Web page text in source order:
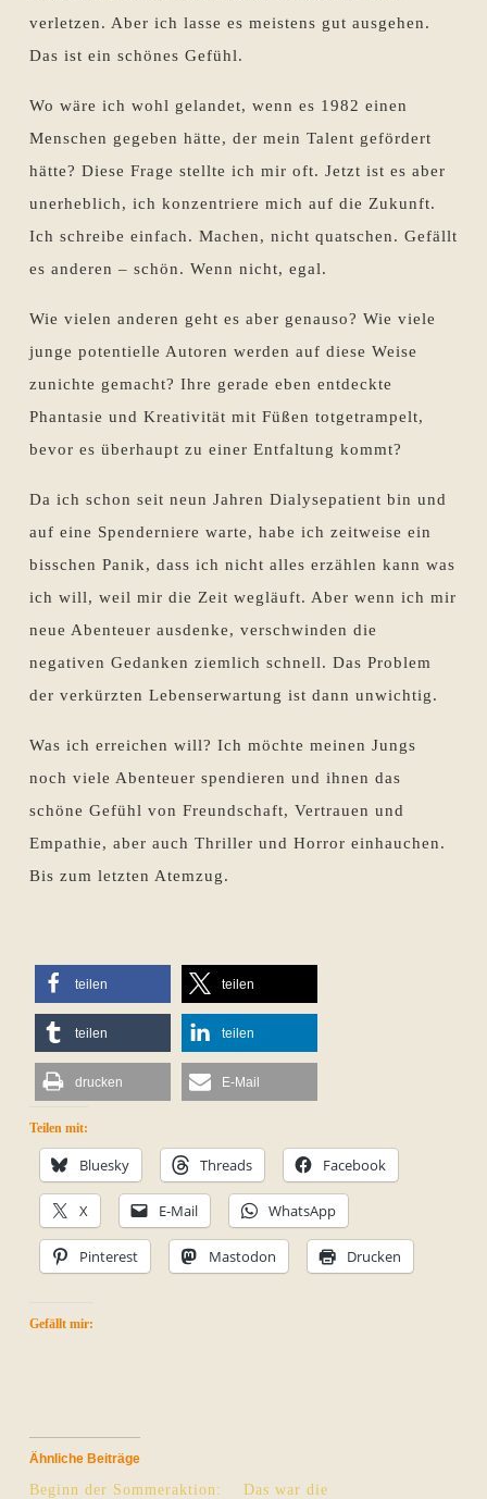
verletzen. Aber ich lasse es meistens gut ausgehen.
Das ist ein schönes Gefühl.
Wo wäre ich wohl gelandet, wenn es 1982 einen
Menschen gegeben hätte, der mein Talent gefördert
hätte? Diese Frage stellte ich mir oft. Jetzt ist es aber
unerheblich, ich konzentriere mich auf die Zukunft.
Ich schreibe einfach. Machen, nicht quatschen. Gefällt
es anderen – schön. Wenn nicht, egal.
Wie vielen anderen geht es aber genauso? Wie viele
junge potentielle Autoren werden auf diese Weise
zunichte gemacht? Ihre gerade eben entdeckte
Phantasie und Kreativität mit Füßen totgetrampelt,
bevor es überhaupt zu einer Entfaltung kommt?
Da ich schon seit neun Jahren Dialysepatient bin und
auf eine Spenderniere warte, habe ich zeitweise ein
bisschen Panik, dass ich nicht alles erzählen kann was
ich will, weil mir die Zeit wegläuft. Aber wenn ich mir
neue Abenteuer ausdenke, verschwinden die
negativen Gedanken ziemlich schnell. Das Problem
der verkürzten Lebenserwartung ist dann unwichtig.
Was ich erreichen will? Ich möchte meinen Jungs
noch viele Abenteuer spendieren und ihnen das
schöne Gefühl von Freundschaft, Vertrauen und
Empathie, aber auch Thriller und Horror einhauchen.
Bis zum letzten Atemzug.
teilen teilen
teilen teilen
drucken E-Mail
Teilen mit:
Bluesky Threads Facebook
X E-Mail WhatsApp
Pinterest Mastodon Drucken
Gefällt mir:
Ähnliche Beiträge
Beginn der Sommeraktion: Das war die